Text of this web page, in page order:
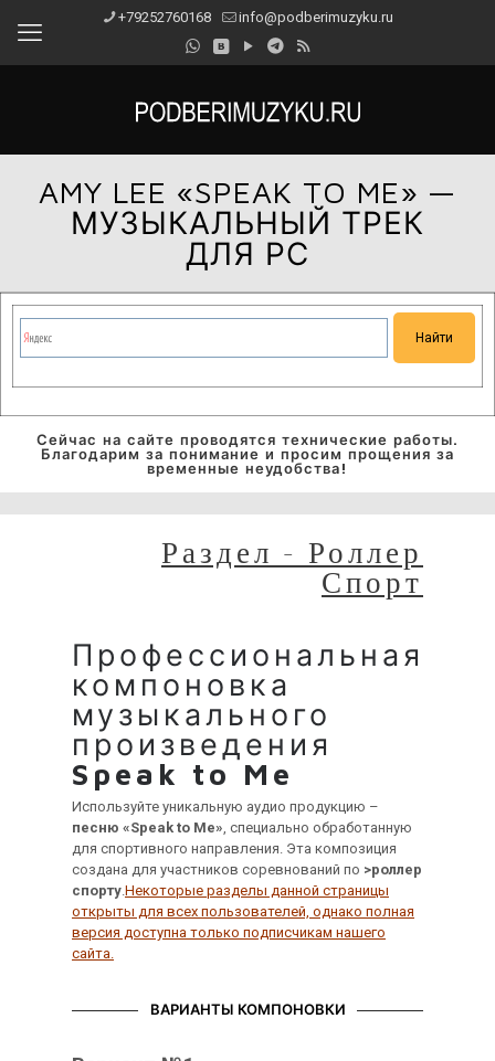
+79252760168 info@podberimuzyku.ru
AMY LEE «SPEAK TO ME» —
МУЗЫКАЛЬНЫЙ ТРЕК
ДЛЯ РС
Сейчас на сайте проводятся технические работы.
Благодарим за понимание и просим прощения за
временные неудобства!
Раздел - Роллер
Спорт
Профессиональная
компоновка
музыкального
произведения
Speak to Me
Используйте уникальную аудио продукцию –
песню «Speak to Me», специально обработанную
для спортивного направления. Эта композиция
создана для участников соревнований по >роллер
спорту.Некоторые разделы данной страницы
открыты для всех пользователей, однако полная
версия доступна только подписчикам нашего
сайта.
ВАРИАНТЫ КОМПОНОВКИ